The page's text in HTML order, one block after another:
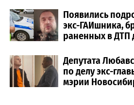
Появились
экс-ГАИшника,
раненных в ДТП
Депутата
по делу экс-
мэрии